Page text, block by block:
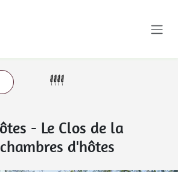
- Le Clos de la
d'hôtes